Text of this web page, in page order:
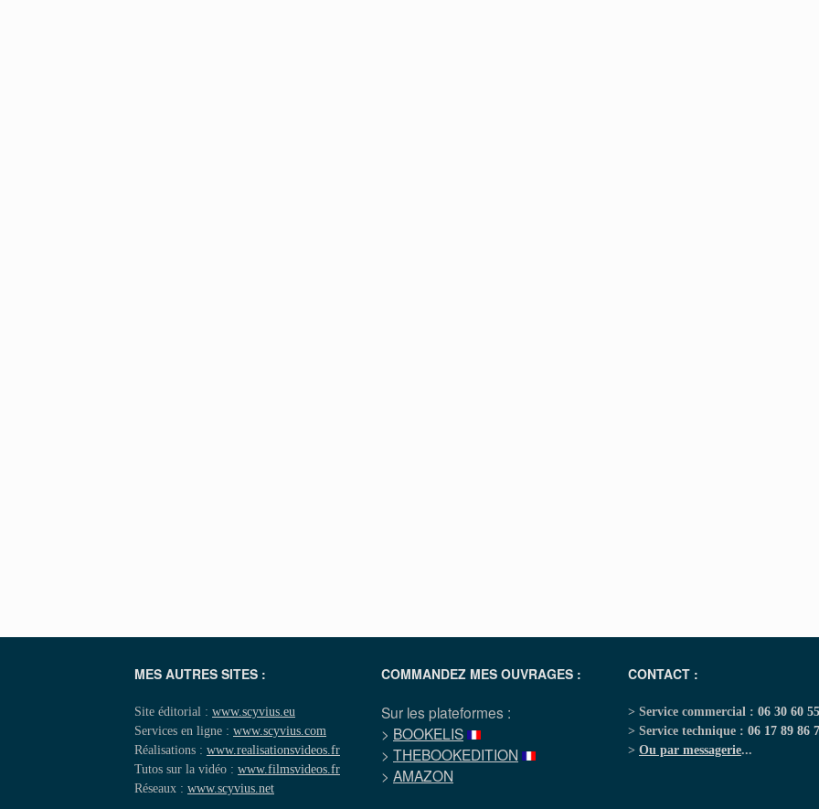
MES AUTRES SITES :
Site éditorial : www.scyvius.eu
Services en ligne : www.scyvius.com
Réalisations : www.realisationsvideos.fr
Tutos sur la vidéo : www.filmsvideos.fr
Réseaux : www.scyvius.net
COMMANDEZ MES OUVRAGES :
Sur les plateformes :
> BOOKELIS
> THEBOOKEDITION
> AMAZON
CONTACT :
> Service commercial : 06 30 60
> Service technique : 06 17 89 86
> Ou par messagerie...